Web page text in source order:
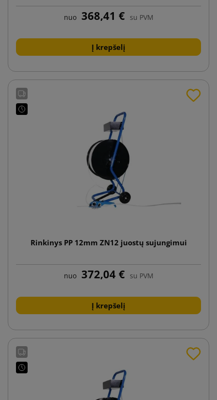
nuo 368,41 € su PVM
Į krepšelį
Rinkinys PP 12mm ZN12 juostų sujungimui
nuo 372,04 € su PVM
Į krepšelį